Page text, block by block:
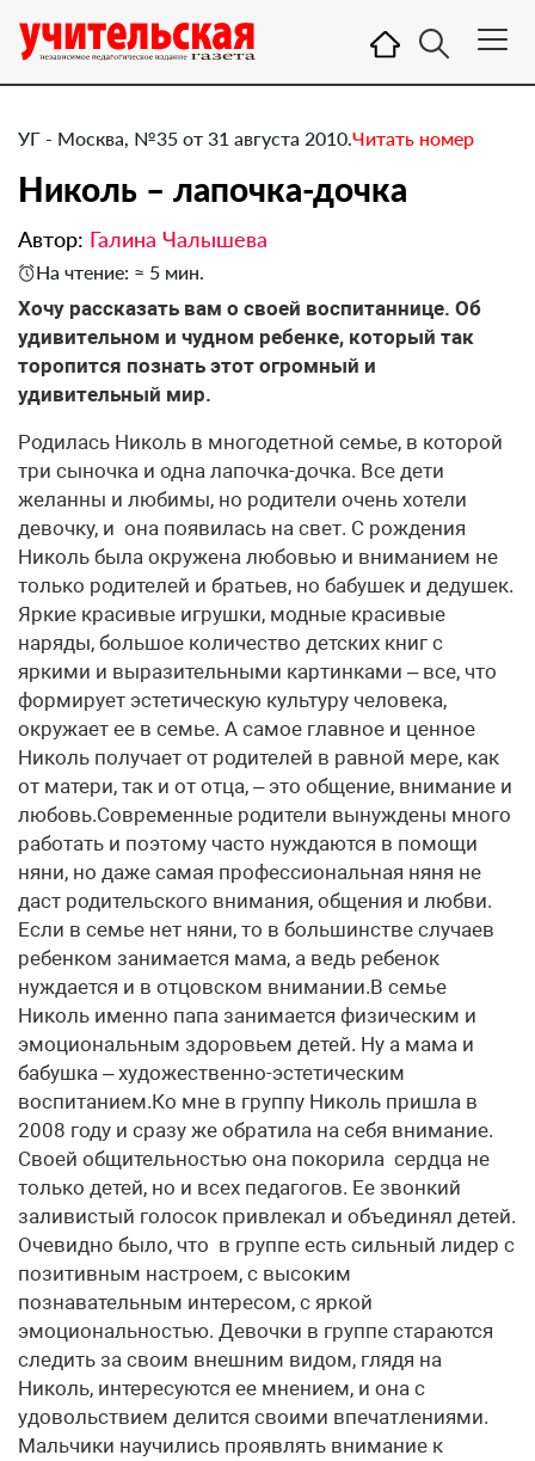
УГ - Москва, №35 от 31 августа 2010.Читать номер
Николь – лапочка-дочка
Автор: Галина Чалышева
На чтение: ≈ 5 мин.
​Хочу рассказать вам о своей воспитаннице. Об
удивительном и чудном ребенке, который так
торопится познать этот огромный и
удивительный мир.
Родилась Николь в многодетной семье, в которой
три сыночка и одна лапочка-дочка. Все дети
желанны и любимы, но родители очень хотели
девочку, и она появилась на свет. С рождения
Николь была окружена любовью и вниманием не
только родителей и братьев, но бабушек и дедушек.
Яркие красивые игрушки, модные красивые
наряды, большое количество детских книг с
яркими и выразительными картинками – все, что
формирует эстетическую культуру человека,
окружает ее в семье. А самое главное и ценное
Николь получает от родителей в равной мере, как
от матери, так и от отца, – это общение, внимание и
любовь.Современные родители вынуждены много
работать и поэтому часто нуждаются в помощи
няни, но даже самая профессиональная няня не
даст родительского внимания, общения и любви.
Если в семье нет няни, то в большинстве случаев
ребенком занимается мама, а ведь ребенок
нуждается и в отцовском внимании.В семье
Николь именно папа занимается физическим и
эмоциональным здоровьем детей. Ну а мама и
бабушка – художественно-эстетическим
воспитанием.Ко мне в группу Николь пришла в
2008 году и сразу же обратила на себя внимание.
Своей общительностью она покорила сердца не
только детей, но и всех педагогов. Ее звонкий
заливистый голосок привлекал и объединял детей.
Очевидно было, что в группе есть сильный лидер с
позитивным настроем, с высоким
познавательным интересом, с яркой
эмоциональностью. Девочки в группе стараются
следить за своим внешним видом, глядя на
Николь, интересуются ее мнением, и она с
удовольствием делится своими впечатлениями.
Мальчики научились проявлять внимание к